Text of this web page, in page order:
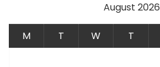
August 2026
M T W T